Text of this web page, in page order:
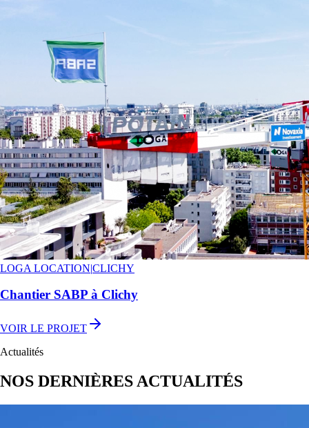
LOGA LOCATION|CLICHY
Chantier SABP à Clichy
VOIR LE PROJET
Actualités
NOS DERNIÈRES ACTUALITÉS